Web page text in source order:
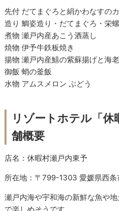
先付 だてまぐろと絹かわなすの
造り 鯛姿造り・だてまぐろ・栄
煮物 瀬戸内産あこう酒蒸し
焼物 伊予牛鉄板焼き
揚物 瀬戸内産鱚の紫蘇揚げと海
御飯 蛸の釜飯
水物 アムスメロン ぶどう
リゾートホテル「休
舗概要
店名：休暇村瀬戸内東予
所在地：〒799-1303 愛媛県西
瀬戸内海や宇和海の新鮮な魚や